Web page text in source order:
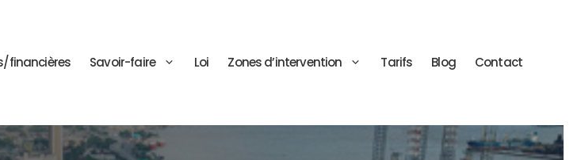
financières Savoir-faire Loi Zones d’intervention Tarifs Blog Contact